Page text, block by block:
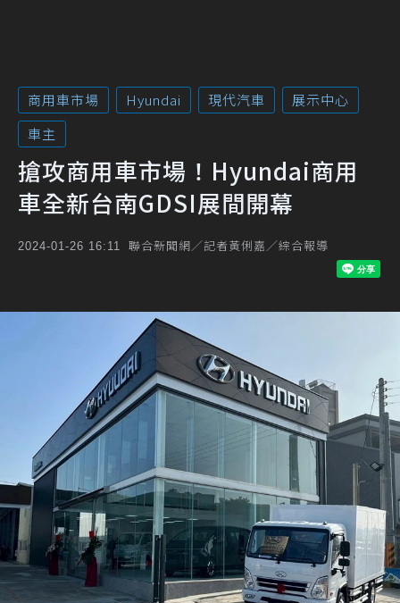
商用車市場 Hyundai 現代汽車
展示中心
車主
搶攻商用車市場！Hyundai商用
車全新台南GDSI展間開幕
2024-01-26 16:11 聯合新聞網／記者黃俐嘉／綜合報導